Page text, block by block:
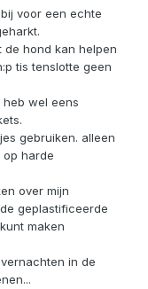
voor een echte
de hond kan helpen
tis tenslotte geen
wel eens
gebruiken. alleen
harde
over mijn
geplastificeerde
maken
in de